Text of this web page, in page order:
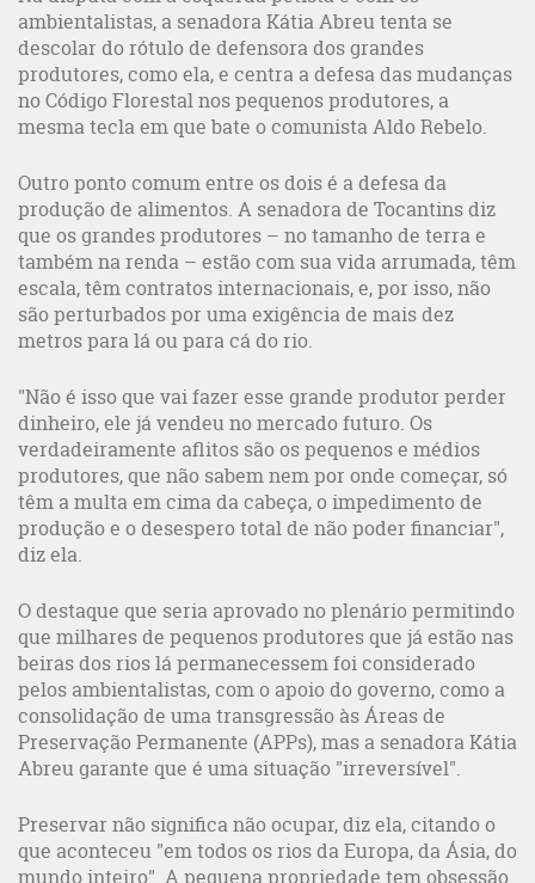
ambientalistas, a senadora Kátia Abreu tenta se
descolar do rótulo de defensora dos grandes
produtores, como ela, e centra a defesa das mudanças
no Código Florestal nos pequenos produtores, a
mesma tecla em que bate o comunista Aldo Rebelo.
Outro ponto comum entre os dois é a defesa da
produção de alimentos. A senadora de Tocantins diz
que os grandes produtores – no tamanho de terra e
também na renda – estão com sua vida arrumada, têm
escala, têm contratos internacionais, e, por isso, não
são perturbados por uma exigência de mais dez
metros para lá ou para cá do rio.
"Não é isso que vai fazer esse grande produtor perder
dinheiro, ele já vendeu no mercado futuro. Os
verdadeiramente aflitos são os pequenos e médios
produtores, que não sabem nem por onde começar, só
têm a multa em cima da cabeça, o impedimento de
produção e o desespero total de não poder financiar",
diz ela.
O destaque que seria aprovado no plenário permitindo
que milhares de pequenos produtores que já estão nas
beiras dos rios lá permanecessem foi considerado
pelos ambientalistas, com o apoio do governo, como a
consolidação de uma transgressão às Áreas de
Preservação Permanente (APPs), mas a senadora Kátia
Abreu garante que é uma situação "irreversível".
Preservar não significa não ocupar, diz ela, citando o
que aconteceu "em todos os rios da Europa, da Ásia, do
mundo inteiro". A pequena propriedade tem obsessão